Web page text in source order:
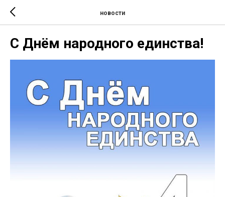
новости
С Днём народного единства!